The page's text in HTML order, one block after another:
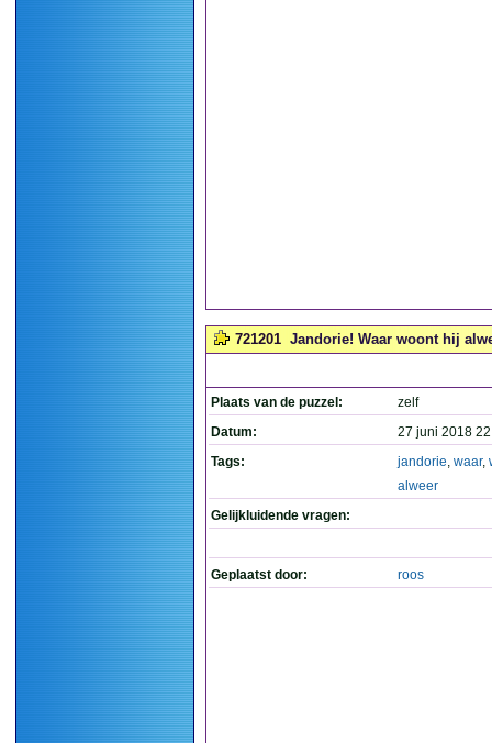
721201 Jandorie! Waar woont hij
Plaats van de puzzel:
zelf
Datum:
27 juni 2018
Tags:
jandorie, waar,
alweer
Gelijkluidende vragen:
Geplaatst door: roos